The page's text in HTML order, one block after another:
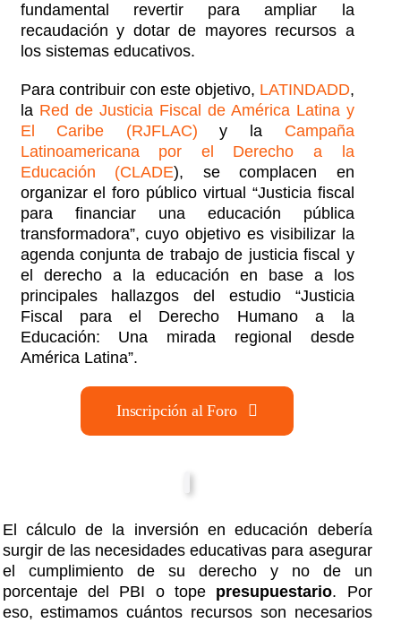
fundamental revertir para ampliar la
recaudación y dotar de mayores recursos a
los sistemas educativos.
Para contribuir con este objetivo, LATINDADD,
la Red de Justicia Fiscal de América Latina y
El Caribe (RJFLAC) y la Campaña
Latinoamericana por el Derecho a la
Educación (CLADE), se complacen en
organizar el foro público virtual “Justicia fiscal
para financiar una educación pública
transformadora”, cuyo objetivo es visibilizar la
agenda conjunta de trabajo de justicia fiscal y
el derecho a la educación en base a los
principales hallazgos del estudio “Justicia
Fiscal para el Derecho Humano a la
Educación: Una mirada regional desde
América Latina”.
Inscripción al Foro
El cálculo de la inversión en educación debería
surgir de las necesidades educativas para asegurar
el cumplimiento de su derecho y no de un
porcentaje del PBI o tope presupuestario. Por
eso, estimamos cuántos recursos son necesarios